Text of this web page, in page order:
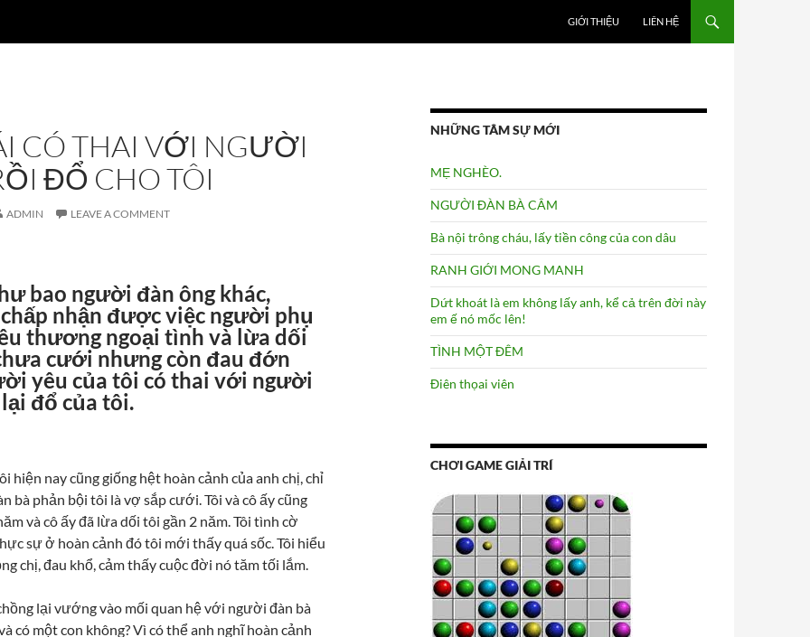
GIỚI THIỆU LIÊN HỆ
CÓ THAI VỚI NGƯỜI
ĐỔ CHO TÔI
ADMIN LEAVE A COMMENT
bao người đàn ông khác,
nhận được việc người phụ
thương ngoại tình và lừa dối
cưới nhưng còn đau đớn
yêu của tôi có thai với người
đổ của tôi.
hiện nay cũng giống hệt hoàn cảnh của anh chị, chỉ
bà phản bội tôi là vợ sắp cưới. Tôi và cô ấy cũng
và cô ấy đã lừa dối tôi gần 2 năm. Tôi tình cờ
sự ở hoàn cảnh đó tôi mới thấy quá sốc. Tôi hiểu
chị, đau khổ, cảm thấy cuộc đời nó tăm tối lắm.
lại vướng vào mối quan hệ với người đàn bà
có một con không? Vì có thể anh nghĩ hoàn cảnh
NHỮNG TÂM SỰ MỚI
MẸ NGHÈO.
NGƯỜI ĐÀN BÀ CÂM
Bà nội trông cháu, lấy tiền công của con dâu
RANH GIỚI MONG MANH
Dứt khoát là em không lấy anh, kể cả trên đời này
em ế nó mốc lên!
TÌNH MỘT ĐÊM
Điên thọai viên
CHƠI GAME GIẢI TRÍ